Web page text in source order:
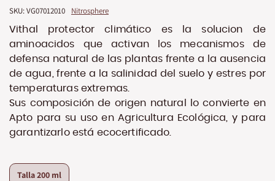
de
imágenes
SKU: VG07012010 Nitrosphere
Vithal protector climático es la solucion de
aminoacidos que activan los mecanismos de
defensa natural de las plantas frente a la ausencia
de agua, frente a la salinidad del suelo y estres por
temperaturas extremas.
Sus composición de origen natural lo convierte en
Apto para su uso en Agricultura Ecológica, y para
garantizarlo está ecocertificado.
Talla200 ml